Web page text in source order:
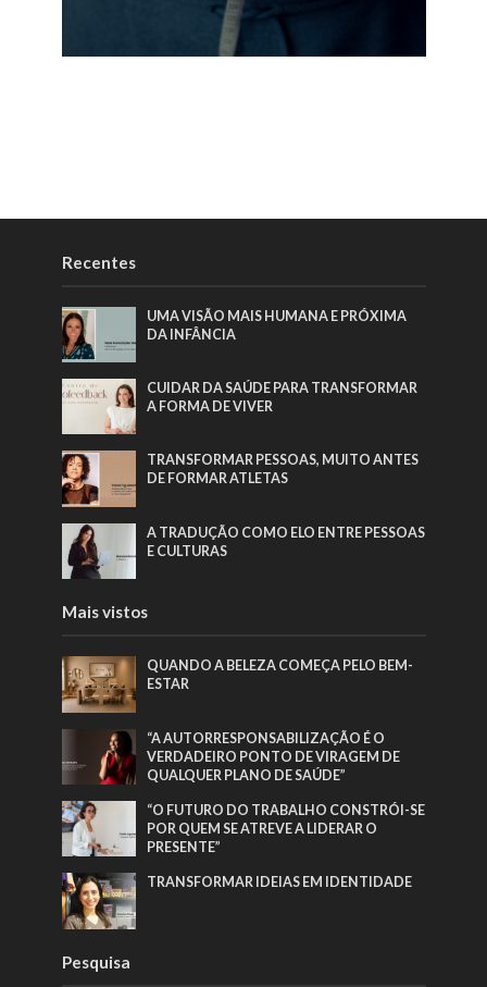
Recentes
UMA VISÃO MAIS HUMANA E PRÓXIMA
DA INFÂNCIA
CUIDAR DA SAÚDE PARA TRANSFORMAR
A FORMA DE VIVER
TRANSFORMAR PESSOAS, MUITO ANTES
DE FORMAR ATLETAS
A TRADUÇÃO COMO ELO ENTRE PESSOAS
E CULTURAS
Mais vistos
QUANDO A BELEZA COMEÇA PELO BEM-
ESTAR
“A AUTORRESPONSABILIZAÇÃO É O
VERDADEIRO PONTO DE VIRAGEM DE
QUALQUER PLANO DE SAÚDE”
“O FUTURO DO TRABALHO CONSTRÓI-SE
POR QUEM SE ATREVE A LIDERAR O
PRESENTE”
TRANSFORMAR IDEIAS EM IDENTIDADE
Pesquisa